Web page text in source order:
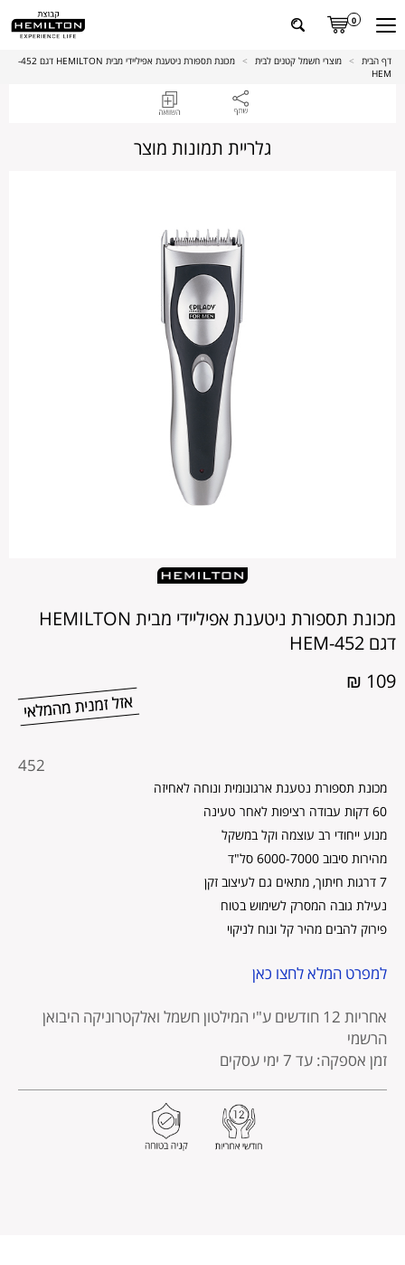
0
דף הבית > מוצרי חשמל קטנים לבית >
מכונת תספורת ניטענת אפיליידי מבית HEMILTON דגם 452-
HEM
מכונת תספורת ניטענת אפיליידי מבית HEMILTON
דגם 452-HEM
109 ₪
452
מוצר
מכונת תספורת נטענת ארגונומית ונוחה לאחיזה
60 דקות עבודה רציפות לאחר טעינה
מנוע ייחודי רב עוצמה וקל במשקל
מהירות סיבוב 6000-7000 סל"ד
7 דרגות חיתוך, מתאים גם לעיצוב זקן
נעילת גובה המסרק לשימוש בטוח
פירוק להבים מהיר קל ונוח לניקוי
למפרט המלא לחצו כאן
אחריות 12 חודשים
ע"י המילטון חשמל ואלקטרוניקה היבואן
הרשמי
זמן אספקה: עד 7 ימי עסקים
גלריית תמונות מוצר